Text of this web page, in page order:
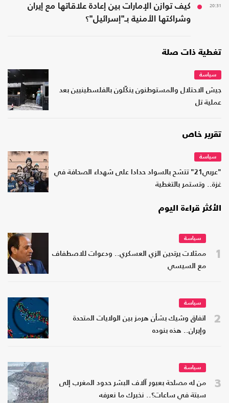
20:31
كيف توازن الإمارات بين إعادة علاقاتها مع إيران
وشراكتها الأمنية بـ"إسرائيل"؟
تغطية ذات صلة
سياسة
جيش الاحتلال والمستوطنون ينكّلون بالفلسطينيين بعد
عملية تل
تقرير خاص
سياسة
"عربي21" تتشح بالسواد حدادا على شهداء الصحافة في
غزة.. وتستمر بالتغطية
الأكثر قراءة اليوم
1
سياسة
ممثلات يرتدين الزي العسكري.. ودعوات للاصطفاف
مع السيسي
2
سياسة
اتفاق وشيك بشأن هرمز بين الولايات المتحدة
وإيران.. هذه بنوده
3
سياسة
من له مصلحة بعبور آلاف البشر حدود المغرب إلى
سبتة في ساعات؟.. نخبرك ما نعرفه